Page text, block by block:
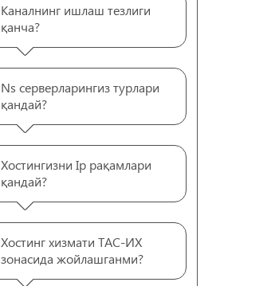
Каналнинг ишлаш тезлиги
қанча?
Ns серверларингиз турлари
қандай?
Хостингизни Ip рақамлари
қандай?
Хостинг хизмати ТАС-ИХ
зонасида жойлашганми?